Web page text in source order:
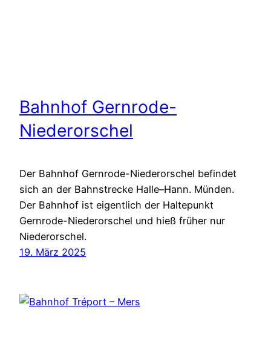
Bahnhof Gernrode-
Niederorschel
Der Bahnhof Gernrode-Niederorschel befindet
sich an der Bahnstrecke Halle–Hann. Münden.
Der Bahnhof ist eigentlich der Haltepunkt
Gernrode-Niederorschel und hieß früher nur
Niederorschel.
19. März 2025